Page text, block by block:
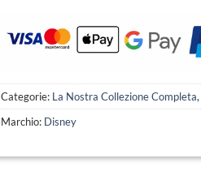
Categorie: La Nostra Collezione Completa,
Marchio: Disney